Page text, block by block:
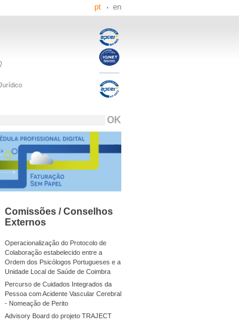
pt en
Comissões / Conselhos
Externos
Operacionalização do Protocolo de
Colaboração estabelecido entre a
Ordem dos Psicólogos Portugueses e a
Unidade Local de Saúde de Coimbra
Percurso de Cuidados Integrados da
Pessoa com Acidente Vascular Cerebral
- Nomeação de Perito
Advisory Board do projeto TRAJECT